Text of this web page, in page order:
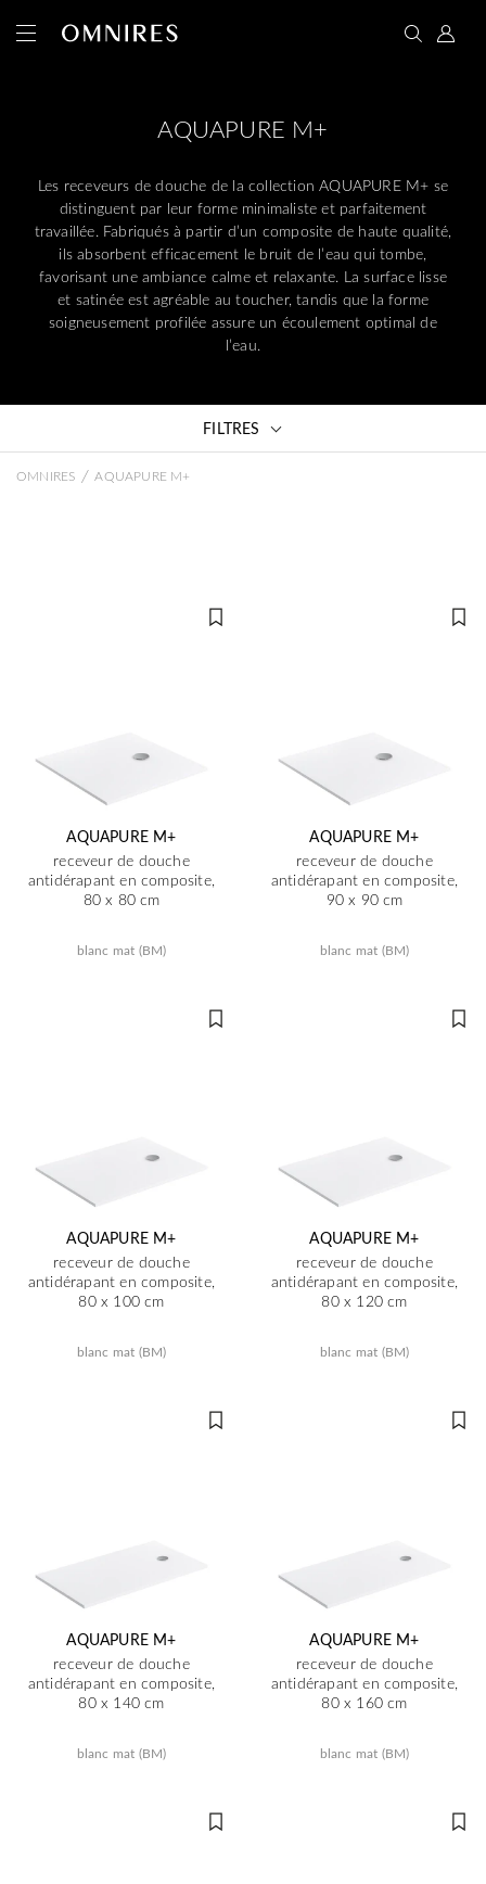
AQUAPURE M+
Les receveurs de douche de la collection AQUAPURE M+ se
distinguent par leur forme minimaliste et parfaitement
travaillée. Fabriqués à partir d’un composite de haute qualité,
ils absorbent efficacement le bruit de l’eau qui tombe,
favorisant une ambiance calme et relaxante. La surface lisse
et satinée est agréable au toucher, tandis que la forme
soigneusement profilée assure un écoulement optimal de
l’eau.
FILTRES
OMNIRES / AQUAPURE M+
AQUAPURE M+
receveur de douche
antidérapant en composite,
80 x 80 cm
blanc mat (BM)
AQUAPURE M+
receveur de douche
antidérapant en composite,
90 x 90 cm
blanc mat (BM)
AQUAPURE M+
receveur de douche
antidérapant en composite,
80 x 100 cm
blanc mat (BM)
AQUAPURE M+
receveur de douche
antidérapant en composite,
80 x 120 cm
blanc mat (BM)
AQUAPURE M+
receveur de douche
antidérapant en composite,
80 x 140 cm
blanc mat (BM)
AQUAPURE M+
receveur de douche
antidérapant en composite,
80 x 160 cm
blanc mat (BM)